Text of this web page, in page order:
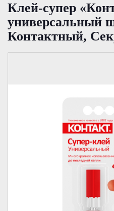
Клей-супер
универсальный
Контактный,